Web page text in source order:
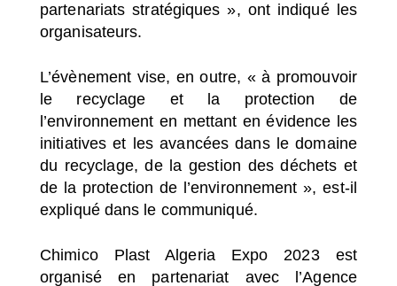
partenariats stratégiques », ont indiqué les
organisateurs.
L’évènement vise, en outre, « à promouvoir
le recyclage et la protection de
l’environnement en mettant en évidence les
initiatives et les avancées dans le domaine
du recyclage, de la gestion des déchets et
de la protection de l’environnement », est-il
expliqué dans le communiqué.
Chimico Plast Algeria Expo 2023 est
organisé en partenariat avec l’Agence